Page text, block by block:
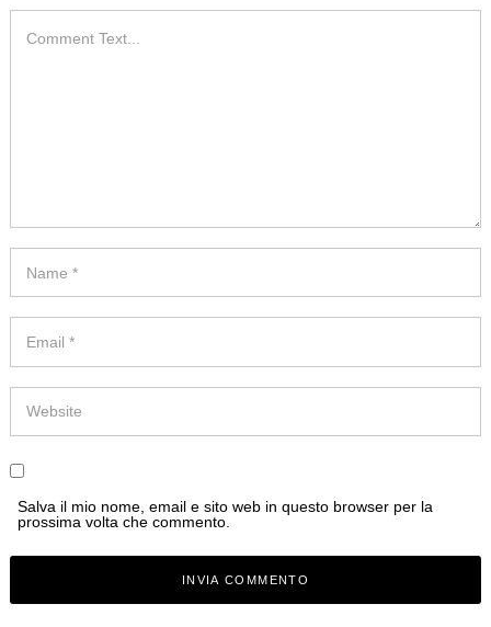
Salva il mio nome, email e sito web in questo browser per la
prossima volta che commento.